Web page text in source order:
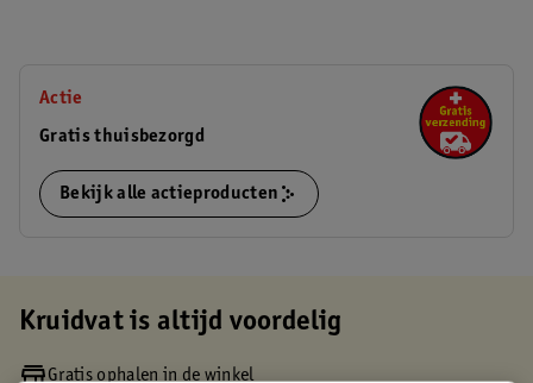
Actie
Gratis thuisbezorgd
Bekijk alle actieproducten
Kruidvat is altijd voordelig
Gratis ophalen in de winkel